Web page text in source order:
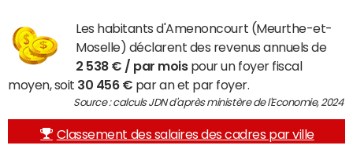
Les habitants d'Amenoncourt (Meurthe-et-
Moselle) déclarent des revenus annuels de
2 538 € / par moispour un foyer fiscal
moyen, soit 30 456 € par an et par foyer.
Source : calculs JDN d'après ministère de l'Economie, 2024
Classement des salaires des cadres par ville